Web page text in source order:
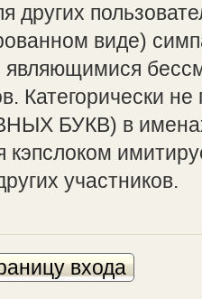
других
виде)
являющимися
Категорически не
БУКВ) в
кэпслоком
участников.
входа